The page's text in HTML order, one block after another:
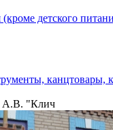
детского
канцтовары,
А.В. "Клич